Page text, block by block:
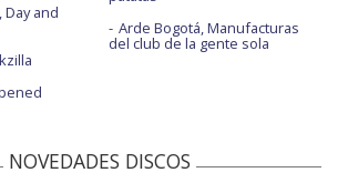
Day and
Arde Bogotá, Manufacturas
del club de la gente sola
NOVEDADES DISCOS